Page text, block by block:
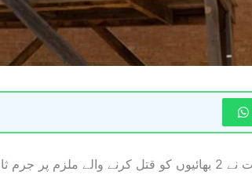
پشاور کی عدالت نے 2 بھائیوں کو قتل کرنے والے